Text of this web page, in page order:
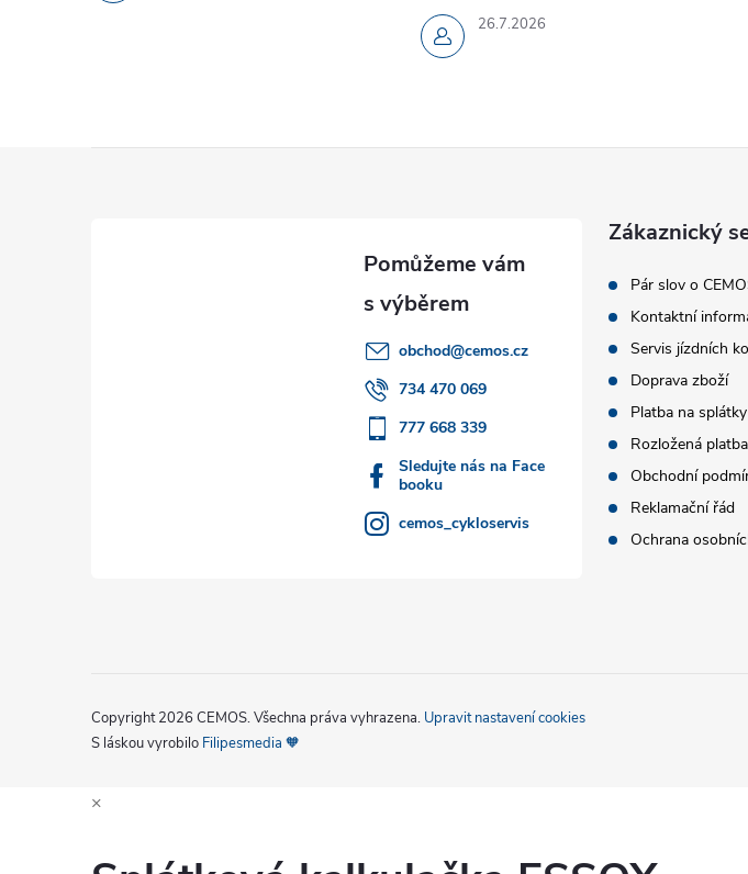
26.7.2026
obchod@cemos.cz
734 470 069
777 668 339
Sledujte nás na Face
booku
cemos_cykloservis
Zákaznický
Pár slov o
Kontaktní
Servis jízdních
Doprava zboží
Platba na
Rozložená
Obchodní
Reklamační řád
Ochrana
Copyright 2026 CEMOS. Všechna práva vyhrazena. Upravit nastavení cookies
S láskou vyrobilo Filipesmedia 🧡
×